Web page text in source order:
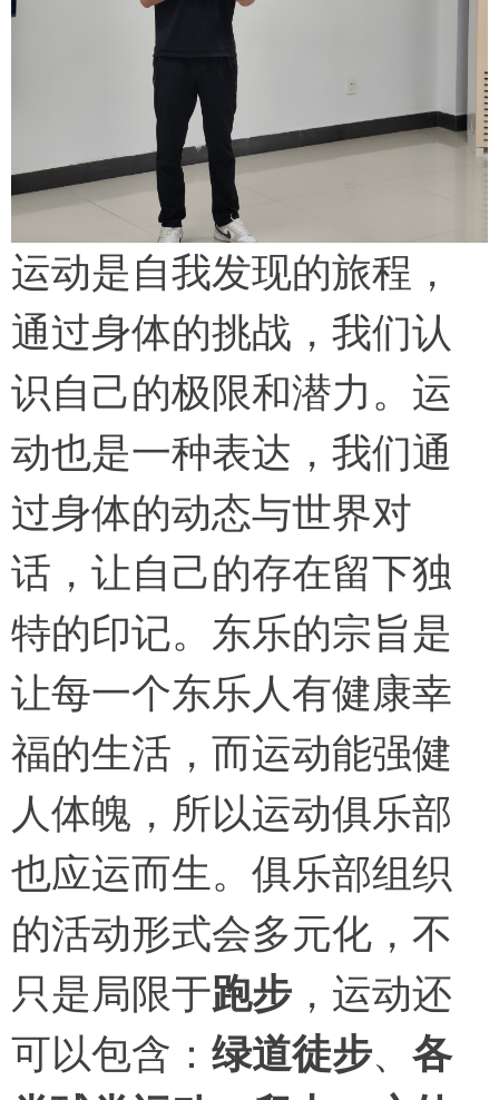
运动是自我发现的旅程，
通过身体的挑战，我们认
识自己的极限和潜力。运
动也是一种表达，我们通
过身体的动态与世界对
话，让自己的存在留下独
特的印记。东乐的宗旨是
让每一个东乐人有健康幸
福的生活，而运动能强健
人体魄，所以运动俱乐部
也应运而生。俱乐部组织
的活动形式会多元化，不
只是局限于跑步 ，运动还
可以包含： 绿道徒步、 各